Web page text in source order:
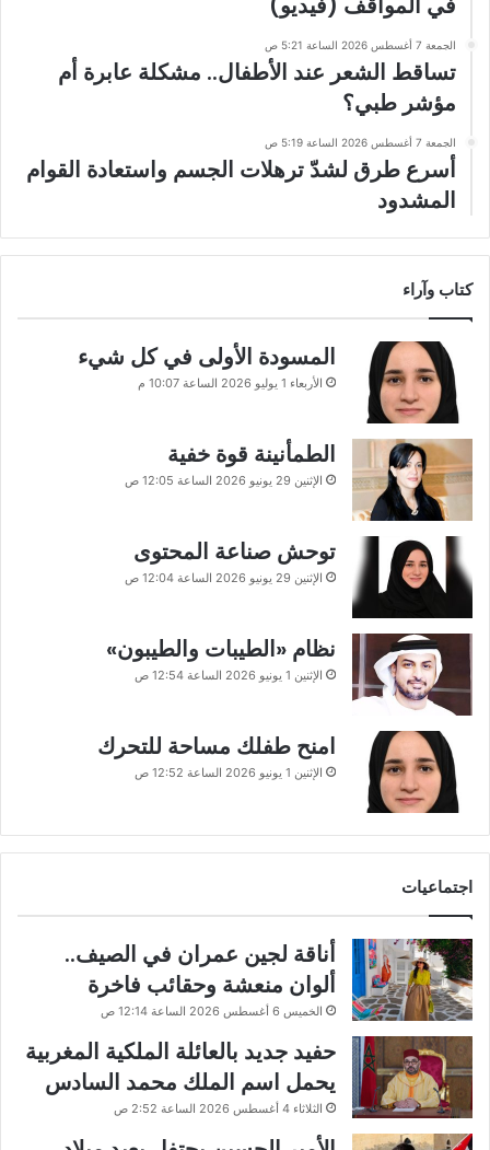
الجمعة 7 أغسطس 2026 الساعة 5:21 ص
تساقط الشعر عند الأطفال.. مشكلة عابرة أم
مؤشر طبي؟
الجمعة 7 أغسطس 2026 الساعة 5:19 ص
أسرع طرق لشدّ ترهلات الجسم واستعادة القوام
المشدود
كتاب وآراء
المسودة الأولى في كل شيء
الأربعاء 1 يوليو 2026 الساعة 10:07 م
الطمأنينة قوة خفية
الإثنين 29 يونيو 2026 الساعة 12:05 ص
توحش صناعة المحتوى
الإثنين 29 يونيو 2026 الساعة 12:04 ص
نظام «الطيبات والطيبون»
الإثنين 1 يونيو 2026 الساعة 12:54 ص
امنح طفلك مساحة للتحرك
الإثنين 1 يونيو 2026 الساعة 12:52 ص
اجتماعيات
أناقة لجين عمران في الصيف..
ألوان منعشة وحقائب فاخرة
الخميس 6 أغسطس 2026 الساعة 12:14 ص
حفيد جديد بالعائلة الملكية المغربية
يحمل اسم الملك محمد السادس
الثلاثاء 4 أغسطس 2026 الساعة 2:52 ص